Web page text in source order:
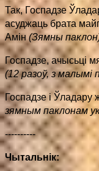
Так, Госпадзе
асуджаць брата
Амін (Зямны
Госпадзе, ачысьці
(12 разоў, з малымі
Госпадзе і
зямным паклонам
----------
Чытальнік: